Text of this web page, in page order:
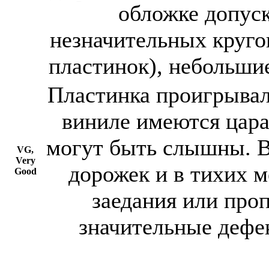
обложке
незначительных
пластинок),
VG,
Very
Good
Пластинка
виниле имеются
могут быть слышны.
дорожек и в тихих
заедания или
значительные